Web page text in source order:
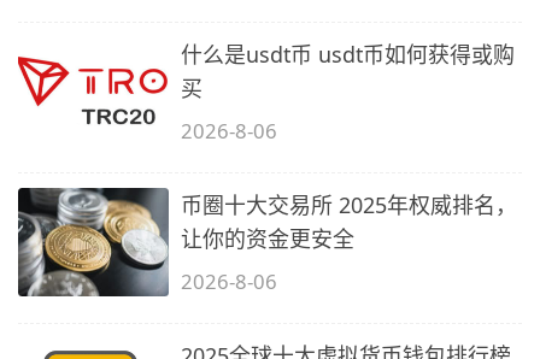
什么是usdt币 usdt币如何获得或购
买
2026-8-06
币圈十大交易所 2025年权威排名，
让你的资金更安全
2026-8-06